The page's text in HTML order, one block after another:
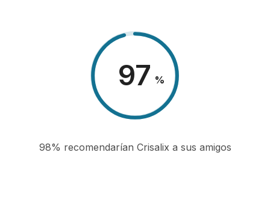
98 %
98% recomendarían Crisalix a sus amigos